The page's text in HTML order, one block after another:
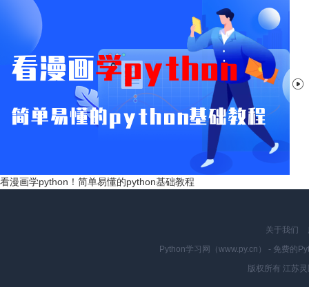

看漫画学python！简单易懂的python基础教程
关于我们
Python学习网（www.py.cn） - 免费的
版权所有 江苏